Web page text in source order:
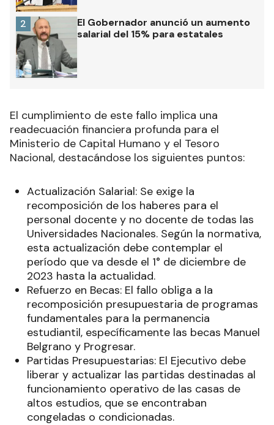
El Gobernador anunció un aumento
salarial del 15% para estatales
2
El cumplimiento de este fallo implica una
readecuación financiera profunda para el
Ministerio de Capital Humano y el Tesoro
Nacional, destacándose los siguientes puntos:
Actualización Salarial: Se exige la
recomposición de los haberes para el
personal docente y no docente de todas las
Universidades Nacionales. Según la normativa,
esta actualización debe contemplar el
período que va desde el 1° de diciembre de
2023 hasta la actualidad.
Refuerzo en Becas: El fallo obliga a la
recomposición presupuestaria de programas
fundamentales para la permanencia
estudiantil, específicamente las becas Manuel
Belgrano y Progresar.
Partidas Presupuestarias: El Ejecutivo debe
liberar y actualizar las partidas destinadas al
funcionamiento operativo de las casas de
altos estudios, que se encontraban
congeladas o condicionadas.